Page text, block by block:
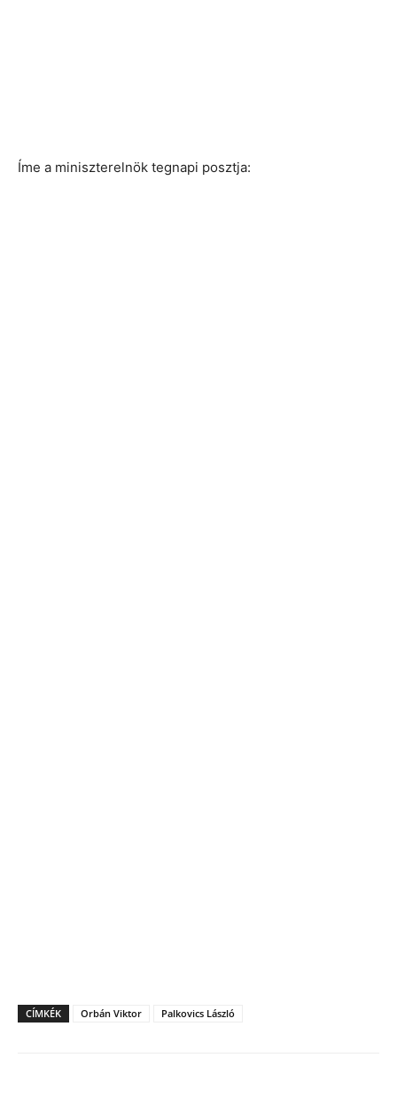
Íme a miniszterelnök tegnapi posztja:
CÍMKÉK Orbán Viktor Palkovics László